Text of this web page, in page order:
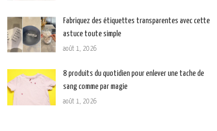
Fabriquez des étiquettes transparentes avec cette
astuce toute simple
août 1, 2026
8 produits du quotidien pour enlever une tache de
sang comme par magie
août 1, 2026